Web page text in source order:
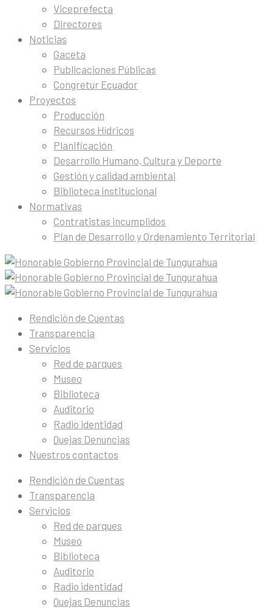
Viceprefecta
Directores
Noticias
Gaceta
Publicaciones Públicas
Congretur Ecuador
Proyectos
Producción
Recursos Hídricos
Planificación
Desarrollo Humano, Cultura y Deporte
Gestión y calidad ambiental
Biblioteca institucional
Normativas
Contratistas incumplidos
Plan de Desarrollo y Ordenamiento Territorial
Rendición de Cuentas
Transparencia
Servicios
Red de parques
Museo
Biblioteca
Auditorio
Radio identidad
Quejas Denuncias
Nuestros contactos
Rendición de Cuentas
Transparencia
Servicios
Red de parques
Museo
Biblioteca
Auditorio
Radio identidad
Quejas Denuncias